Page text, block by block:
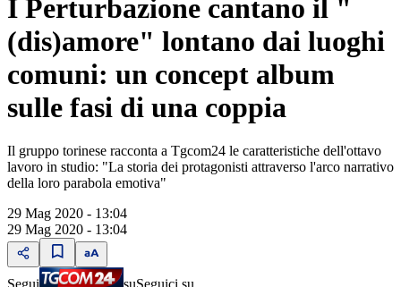
I Perturbazione cantano il "
(dis)amore" lontano dai luoghi
comuni: un concept album
sulle fasi di una coppia
Il gruppo torinese racconta a Tgcom24 le caratteristiche dell'ottavo
lavoro in studio: "La storia dei protagonisti attraverso l'arco narrativo
della loro parabola emotiva"
29 Mag 2020 - 13:04
29 Mag 2020 - 13:04